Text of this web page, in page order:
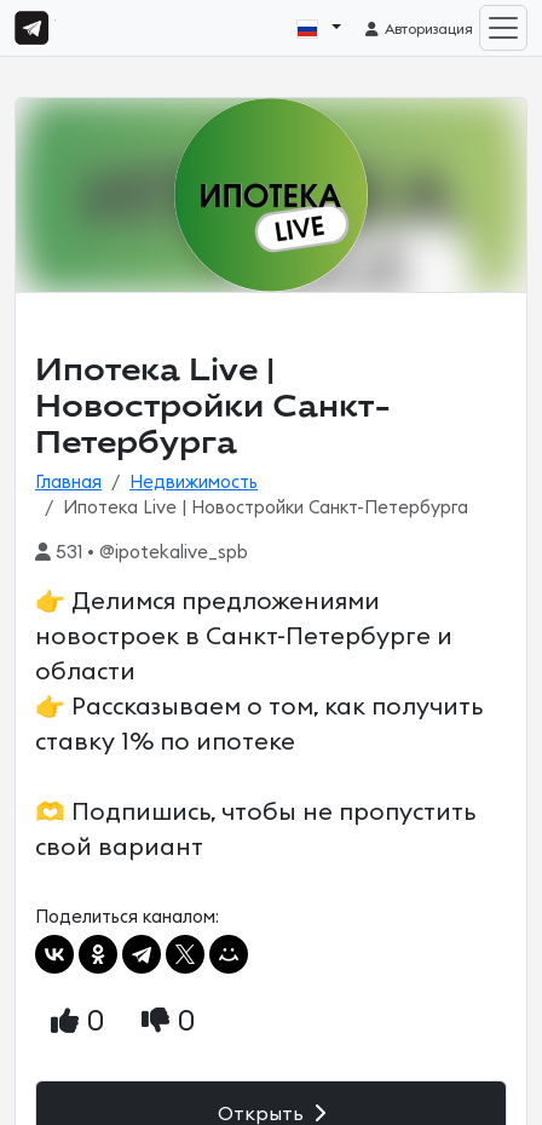
Авторизация
Ипотека Live |
Новостройки Санкт-
Петербурга
Главная
Недвижимость
Ипотека Live | Новостройки Санкт-Петербурга
531 • @ipotekalive_spb
👉 Делимся предложениями
новостроек в Санкт-Петербурге и
области
👉 Рассказываем о том, как получить
ставку 1% по ипотеке
🫶 Подпишись, чтобы не пропустить
свой вариант
Поделиться каналом:
0 0
Открыть